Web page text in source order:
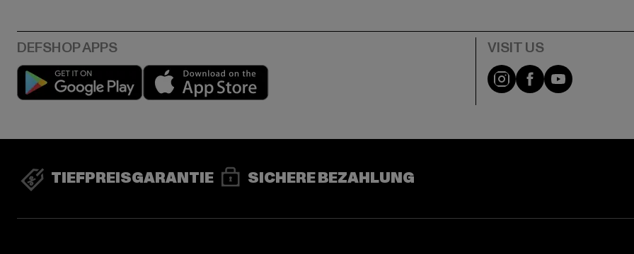
Play market Visit our Instagram
Visit ourVisit our
TIEFPREISGARANTIE SICHERE BEZAHLUNG